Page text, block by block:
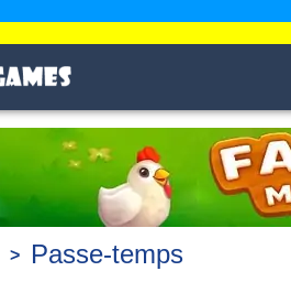
Passe-temps